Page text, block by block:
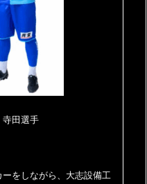
田選手
をしながら、大志設備工